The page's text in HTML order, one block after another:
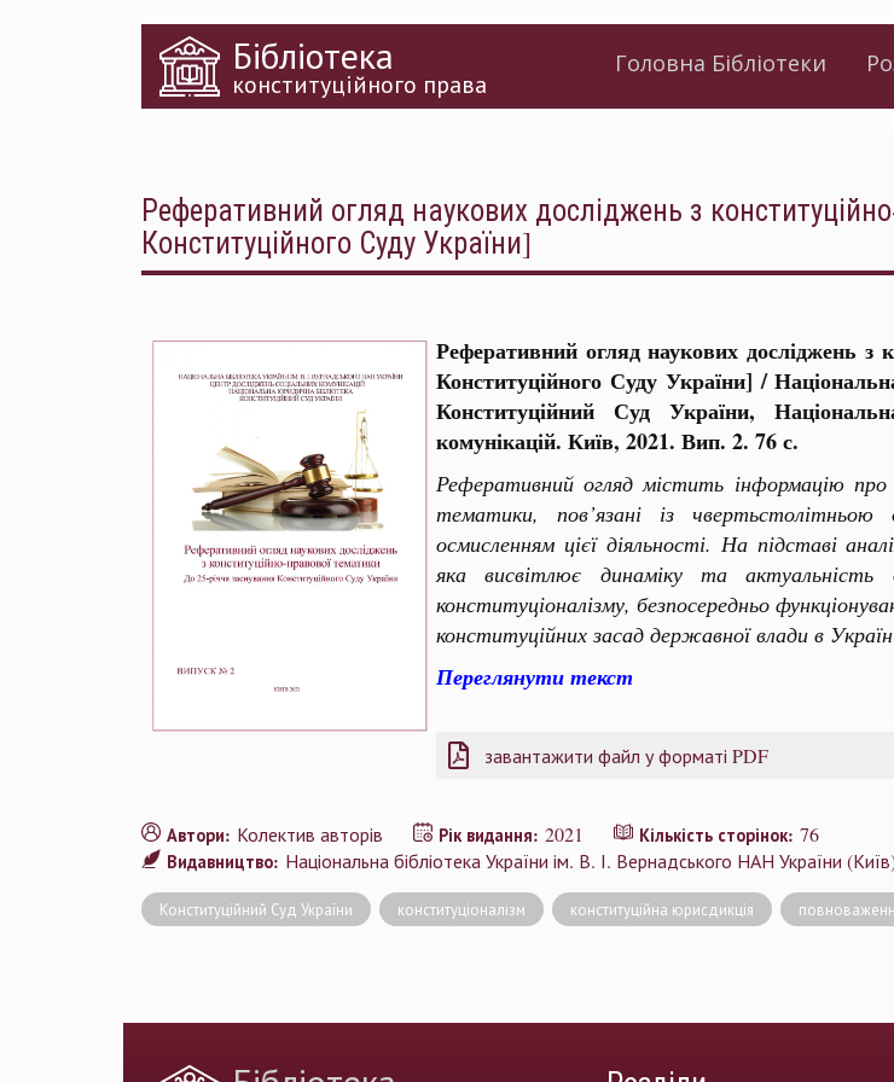
Бібліотека
конституційного права
Головна Бібліотеки
Реферативний огляд наукових досліджень з
Конституційного Суду України]
Реферативний огляд наукових досліджень з
Конституційного Суду України] /
Конституційний Суд України,
комунікацій. Київ, 2021. Вип. 2. 76 с.
Реферативний огляд містить інформацію про
тематики, пов’язані із
осмисленням цієї діяльності. На підставі
яка висвітлює динаміку та
конституціоналізму, безпосередньо
конституційних засад державної влади в
Переглянути текст
завантажити файл у форматі PDF
Автори: Колектив авторів Рік видання: 2021 Кількість сторінок: 76
Видавництво: Національна бібліотека України ім. В. І. Вернадського НАН України
Конституційний Суд України конституціоналізм конституційна юрисдикція